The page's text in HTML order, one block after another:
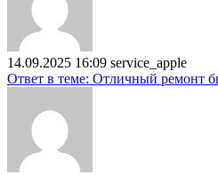
14.09.2025 16:09 service_apple
Ответ в теме: Отличный ремонт